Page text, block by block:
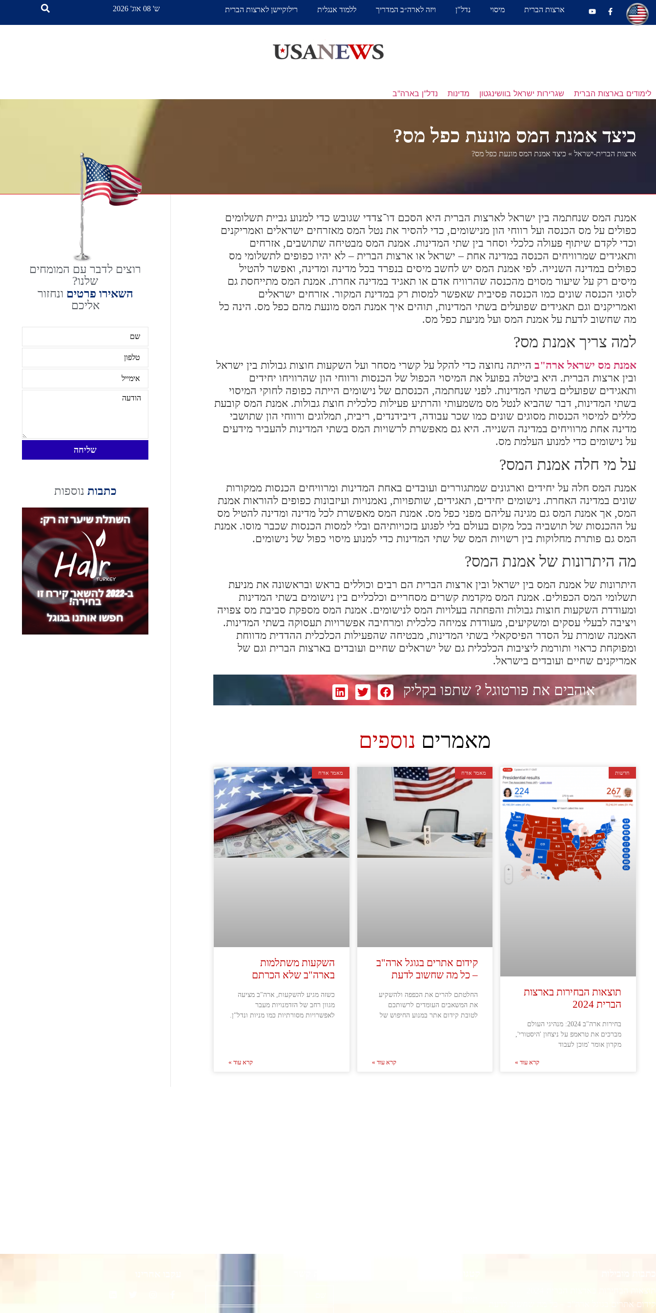
ארצות הברית מיסוי נדל"ן ויזה לארה״ב המדריך ללמוד אנגלית רילוקיישן לארצות הברית ש' 08 אוג' 2026
לימודים בארצות הברית שגרירות ישראל בוושינגטון מדינות נדל"ן בארה"ב
כיצד אמנת המס מונעת כפל מס?
ארצות הברית-ישראל » כיצד אמנת המס מונעת כפל מס?
אמנת המס שנחתמה בין ישראל לארצות הברית היא הסכם דו־צדדי שגובש כדי למנוע גביית תשלומים
כפולים על מס הכנסה ועל רווחי הון מנישומים, כדי להסיר את נטל המס מאזרחים ישראלים ואמריקנים
וכדי לקדם שיתוף פעולה כלכלי וסחר בין שתי המדינות. אמנת המס מבטיחה שתושבים, אזרחים
ותאגידים שמרוויחים הכנסה במדינה אחת – ישראל או ארצות הברית – לא יהיו כפופים לתשלומי מס
כפולים במדינה השנייה. לפי אמנת המס יש לחשב מיסים בנפרד בכל מדינה ומדינה, ואפשר להטיל
מיסים רק על שיעור מסוים מהכנסה שהרוויח אדם או תאגיד במדינה אחרת. אמנת המס מתייחסת גם
לסוגי הכנסה שונים כמו הכנסה פסיבית שאפשר למסות רק במדינת המקור. אזרחים ישראלים
ואמריקנים וגם תאגידים שפועלים בשתי המדינות, תוהים איך אמנת המס מונעת מהם כפל מס. הינה כל
מה שחשוב לדעת על אמנת המס ועל מניעת כפל מס.
למה צריך אמנת מס?
אמנת מס ישראל ארה"ב הייתה נחוצה כדי להקל על קשרי מסחר ועל השקעות חוצות גבולות בין ישראל
ובין ארצות הברית. היא ביטלה בפועל את המיסוי הכפול של הכנסות ורווחי הון שהרוויחו יחידים
ותאגידים שפועלים בשתי המדינות. לפני שנחתמה, הכנסתם של נישומים הייתה כפופה לחוקי המיסוי
בשתי המדינות, דבר שהביא לנטל מס משמעותי והרתיע פעילות כלכלית חוצת גבולות. אמנת המס קובעת
כללים למיסוי הכנסות מסוגים שונים כמו שכר עבודה, דיבידנדים, ריבית, תמלוגים ורווחי הון שתושבי
מדינה אחת מרוויחים במדינה השנייה. היא גם מאפשרת לרשויות המס בשתי המדינות להעביר מידעים
על נישומים כדי למנוע העלמת מס.
על מי חלה אמנת המס?
אמנת המס חלה על יחידים וארגונים שמתגוררים ועובדים באחת המדינות ומרוויחים הכנסות ממקורות
שונים במדינה האחרת. נישומים יחידים, תאגידים, שותפויות, נאמנויות ועיזבונות כפופים להוראות אמנת
המס, אך אמנת המס גם מגינה עליהם מפני כפל מס. אמנת המס מאפשרת לכל מדינה ומדינה להטיל מס
על ההכנסות של תושביה בכל מקום בעולם בלי לפגוע בזכויותיהם ובלי למסות הכנסות שכבר מוסו. אמנת
המס גם פותרת מחלוקות בין רשויות המס של שתי המדינות כדי למנוע מיסוי כפול של נישומים.
מה היתרונות של אמנת המס?
היתרונות של אמנת המס בין ישראל ובין ארצות הברית הם רבים וכוללים בראש ובראשונה את מניעת
תשלומי המס הכפולים. אמנת המס מקדמת קשרים מסחריים וכלכליים בין נישומים בשתי המדינות
ומעודדת השקעות חוצות גבולות והפחתה בעלויות המס לנישומים. אמנת המס מספקת סביבת מס צפויה
ויציבה לבעלי עסקים ומשקיעים, מעודדת צמיחה כלכלית ומרחיבה אפשרויות תעסוקה בשתי המדינות.
האמנה שומרת על הסדר הפיסקאלי בשתי המדינות, מבטיחה שהפעילות הכלכלית ההדדית מדווחת
ומפוקחת כראוי ותורמת ליציבות הכלכלית גם של ישראלים שחיים ועובדים בארצות הברית וגם של
אמריקנים שחיים ועובדים בישראל.
אוהבים את פורטוגל ?שתפו בקליק
מאמרים נוספים
חדשות
תוצאות הבחירות בארצות
הברית 2024
בחירות ארה"ב 2024: מנהיגי העולם
מברכים את טראמפ על ניצחון 'היסטורי',
מקרון אומר 'מוכן לעבוד
קרא עוד »
מאמר אורח
קידום אתרים בגוגל ארה"ב
– כל מה שחשוב לדעת
החלטתם להרים את הכפפה ולהשקיע
את המשאבים העומדים לרשותכם
לטובת קידום אתר במנוע החיפוש של
קרא עוד »
מאמר אורח
השקעות משתלמות
בארה"ב שלא הכרתם
כשזה מגיע להשקעות, ארה"ב מציעה
מגוון רחב של הזדמנויות מעבר
לאפשרויות מסורתיות כמו מניות ונדל"ן.
קרא עוד »
רוצים לדבר עם המומחים
שלנו?
השאירו פרטים ונחזור
אליכם
שליחה
כתבות נוספות
קידום אתרים בגוגל ארה"ב – כל מה שחשוב לדעת